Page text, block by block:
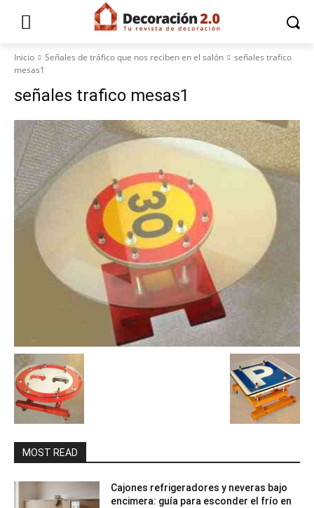
Inicio Señales de tráfico que nos reciben en el salón
señales trafico
mesas1
señales trafico mesas1
MOST READ
Cajones refrigeradores y neveras bajo
encimera: guía para esconder el frío en